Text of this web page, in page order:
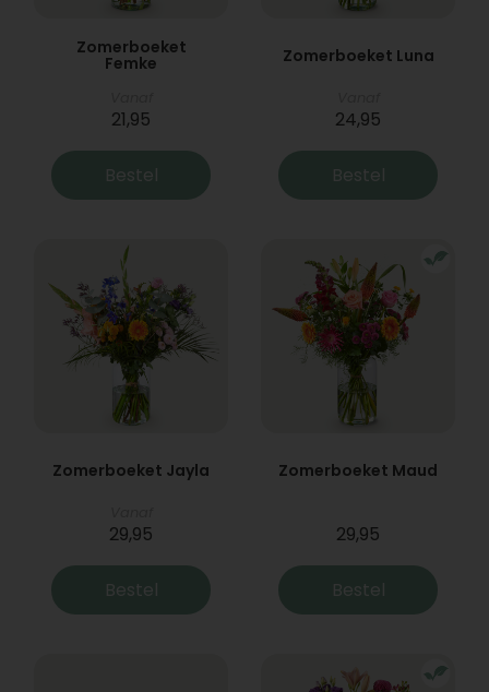
Zomerboeket
Femke
21,95
Bestel
Zomerboeket Luna
24,95
Bestel
Zomerboeket Jayla
29,95
Bestel
Zomerboeket Maud
29,95
Bestel